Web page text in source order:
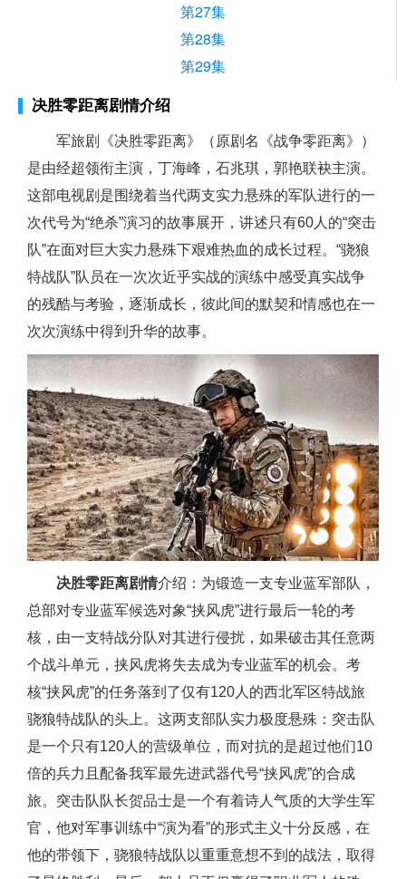
第27集
第28集
第29集
决胜零距离剧情介绍
军旅剧《决胜零距离》（原剧名《战争零距离》）
是由经超领衔主演，丁海峰，石兆琪，郭艳联袂主演。
这部电视剧是围绕着当代两支实力悬殊的军队进行的一
次代号为“绝杀”演习的故事展开，讲述只有60人的“突击
队”在面对巨大实力悬殊下艰难热血的成长过程。“骁狼
特战队”队员在一次次近乎实战的演练中感受真实战争
的残酷与考验，逐渐成长，彼此间的默契和情感也在一
次次演练中得到升华的故事。
决胜零距离剧情介绍：为锻造一支专业蓝军部队，
总部对专业蓝军候选对象“挟风虎”进行最后一轮的考
核，由一支特战分队对其进行侵扰，如果破击其任意两
个战斗单元，挟风虎将失去成为专业蓝军的机会。考
核“挟风虎”的任务落到了仅有120人的西北军区特战旅
骁狼特战队的头上。这两支部队实力极度悬殊：突击队
是一个只有120人的营级单位，而对抗的是超过他们10
倍的兵力且配备我军最先进武器代号“挟风虎”的合成
旅。突击队队长贺品士是一个有着诗人气质的大学生军
官，他对军事训练中“演为看”的形式主义十分反感，在
他的带领下，骁狼特战队以重重意想不到的战法，取得